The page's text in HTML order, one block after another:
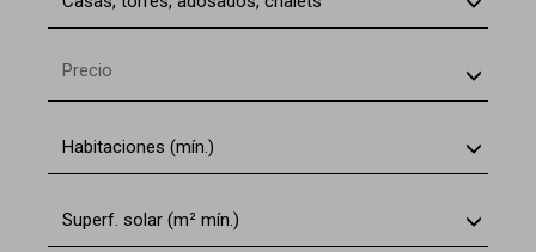
Precio
Habitaciones (mín.)
Superf. solar (m² mín.)